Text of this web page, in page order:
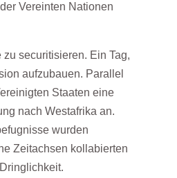
Vereinten Nationen
zu securitisieren. Ein Tag,
aufzubauen. Parallel
Staaten eine
nach Westafrika an.
wurden
Zeitachsen kollabierten